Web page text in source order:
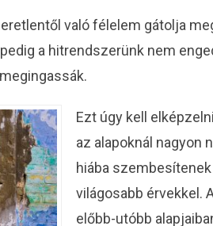
való félelem gátolja
a hitrendszerünk nem
Ezt úgy kell
az alapoknál nagyon
hiába
világosabb érvekkel.
előbb-utóbb